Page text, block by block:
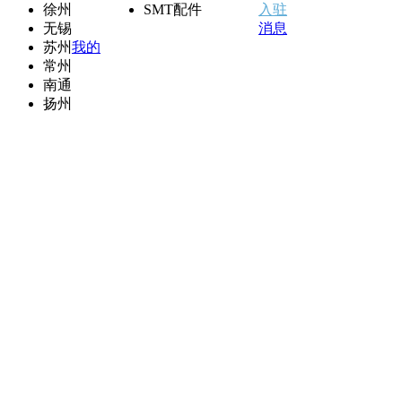
徐州
无锡
苏州
常州
南通
扬州
SMT配件
入驻
消息
我的